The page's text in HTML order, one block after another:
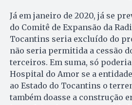
Já em janeiro de 2020, já se
do Comitê de Expansão da
Tocantins seria excluído do
não seria permitida a cessão
terceiros. Em suma, só
Hospital do Amor se a
ao Estado do Tocantins o
também doasse a construção